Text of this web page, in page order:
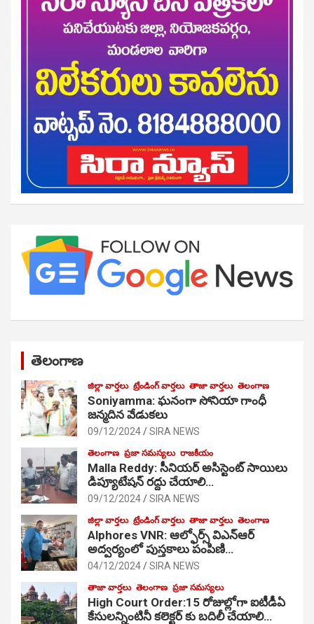
తెలంగాణ
జిల్లా వార్తలు ట్రేండింగ్ వార్తలు తాజా వార్తలు తెలంగాణ
Soniyamma: ఘ‌నంగా సోనియా గాంధీ
జ‌న్మ‌దిన వేడుక‌లు
09/12/2024 SIRA NEWS
తెలంగాణ ప్రజా సమస్యలు రాజకీయం
Malla Reddy: సీనియర్ అసిస్టెంట్ సాయిలు
డిప్యూటేషన్ రద్దు చేయాలి…
09/12/2024 SIRA NEWS
జిల్లా వార్తలు ట్రేండింగ్ వార్తలు తాజా వార్తలు తెలంగాణ
Alphores VNR: ఆల్ఫోర్స్ విఎన్ఆర్
అద్వర్యంలో పుస్తకాలు పంపిణి…
04/12/2024 SIRA NEWS
తాజా వార్తలు తెలంగాణ ప్రజా సమస్యలు
High Court Order:15 రోజుల్లోగా ఐటీడీఏ
కేసులన్నింటినీ కలెక్టర్ కు బదిలీ చేయాలి…